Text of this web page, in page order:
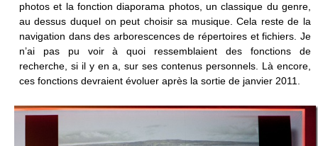
photos et la fonction diaporama photos, un classique du genre,
au dessus duquel on peut choisir sa musique. Cela reste de la
navigation dans des arborescences de répertoires et fichiers. Je
n’ai pas pu voir à quoi ressemblaient des fonctions de
recherche, si il y en a, sur ses contenus personnels. Là encore,
ces fonctions devraient évoluer après la sortie de janvier 2011.